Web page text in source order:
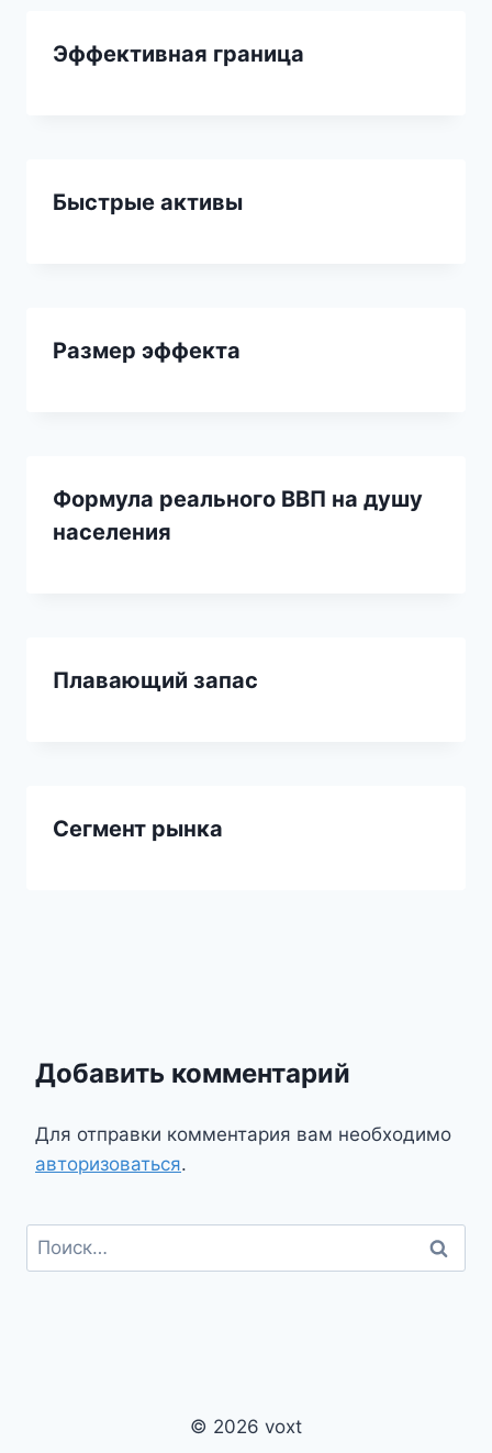
Эффективная граница
Быстрые активы
Размер эффекта
Формула реального ВВП на душу
населения
Плавающий запас
Сегмент рынка
Добавить комментарий
Для отправки комментария вам необходимо
авторизоваться.
Найти:
© 2026 voxt